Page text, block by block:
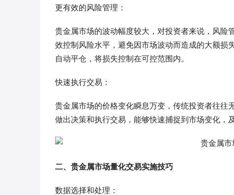
更有效的风险管理：
贵金属市场的波动幅度较大，对投资者来说，风险
效控制风险水平，避免因市场波动而造成的大额损
自动平仓，将损失控制在可控范围内。
快速执行交易：
贵金属市场的价格变化瞬息万变，传统投资者往往
做出决策和执行交易，能够快速捕捉到市场变化，
二、贵金属市场量化交易实施技巧
数据选择和处理：